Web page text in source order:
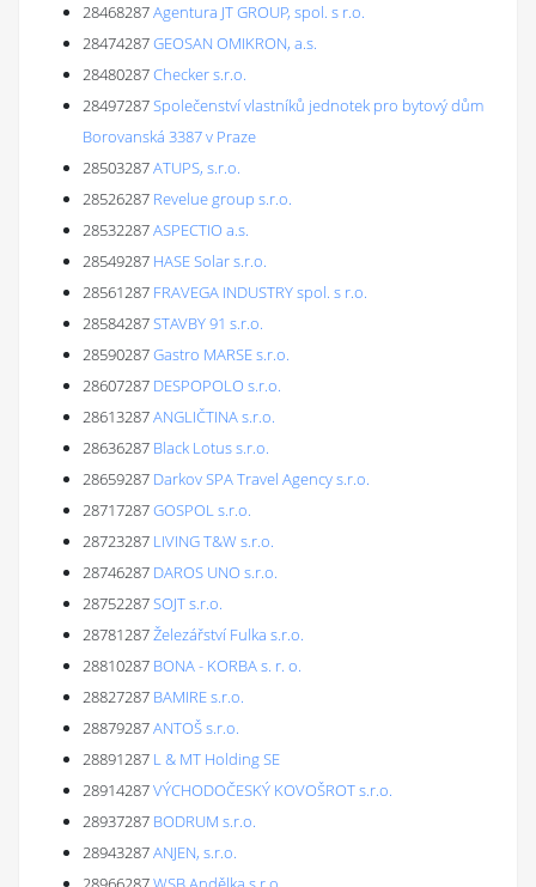
28468287Agentura JT GROUP, spol. s r.o.
28474287GEOSAN OMIKRON, a.s.
28480287Checker s.r.o.
28497287Společenství vlastníků jednotek pro bytový dům
Borovanská 3387 v Praze
28503287ATUPS, s.r.o.
28526287 Revelue group s.r.o.
28532287ASPECTIO a.s.
28549287 HASE Solar s.r.o.
28561287 FRAVEGA INDUSTRY spol. s r.o.
28584287STAVBY 91 s.r.o.
28590287Gastro MARSE s.r.o.
28607287 DESPOPOLO s.r.o.
28613287ANGLIČTINA s.r.o.
28636287 Black Lotus s.r.o.
28659287 Darkov SPA Travel Agency s.r.o.
28717287GOSPOL s.r.o.
28723287 LIVING T&W s.r.o.
28746287 DAROS UNO s.r.o.
28752287SOJT s.r.o.
28781287Železářství Fulka s.r.o.
28810287 BONA - KORBA s. r. o.
28827287 BAMIRE s.r.o.
28879287ANTOŠ s.r.o.
28891287 L & MT Holding SE
28914287VÝCHODOČESKÝ KOVOŠROT s.r.o.
28937287 BODRUM s.r.o.
28943287ANJEN, s.r.o.